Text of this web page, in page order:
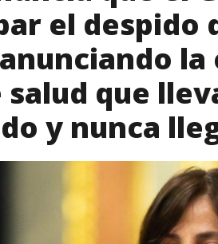
el despido
que
y nunca